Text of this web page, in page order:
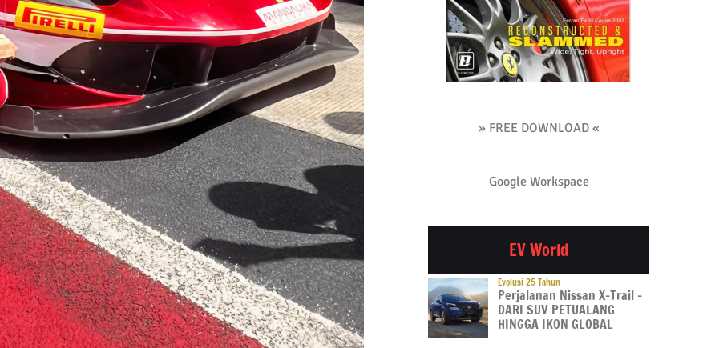
» FREE DOWNLOAD «
Google Workspace
EV World
Evolusi 25 Tahun
Perjalanan Nissan X-Trail –
DARI SUV PETUALANG
HINGGA IKON GLOBAL